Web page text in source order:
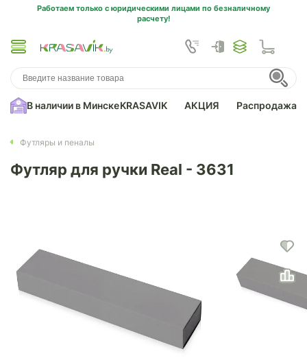
Работаем только с юридическими лицами по безналичному
расчету!
В наличии в МинскеKRASAVIK АКЦИЯ Распродажа
Футляры и пеналы
Футляр для ручки Real - 3631